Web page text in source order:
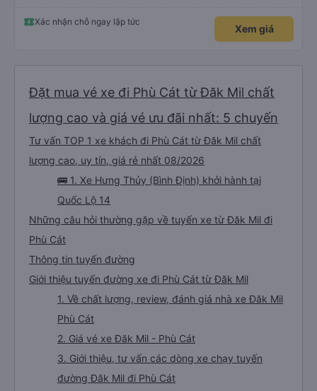
Xác nhận chỗ ngay lập tức
Xem giá
Đặt mua vé xe đi Phù Cát từ Đăk Mil chất
lượng cao và giá vé ưu đãi nhất: 5 chuyến
Tư vấn TOP 1 xe khách đi Phù Cát từ Đăk Mil chất
lượng cao, uy tín, giá rẻ nhất 08/2026
🚌 1. Xe Hưng Thủy (Bình Định) khởi hành tại
Quốc Lộ 14
Những câu hỏi thường gặp về tuyến xe từ Đăk Mil đi
Phù Cát
Thông tin tuyến đường
Giới thiệu tuyến đường xe đi Phù Cát từ Đăk Mil
1. Về chất lượng, review, đánh giá nhà xe Đăk Mil
Phù Cát
2. Giá vé xe Đăk Mil - Phù Cát
3. Giới thiệu, tư vấn các dòng xe chạy tuyến
đường Đăk Mil đi Phù Cát